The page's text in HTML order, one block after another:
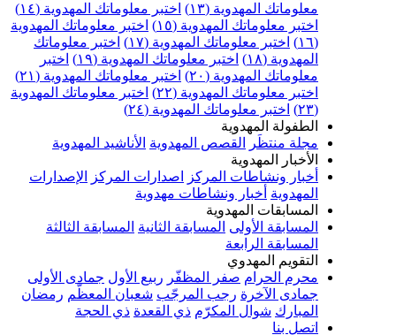
المهدوية (١٣)
اختبر معلوماتك المهدوية (١٤)
معلوماتك المهدوية (١٥)
اختبر معلوماتك المهدوية
اختبر معلوماتك المهدوية (١٧)
اختبر معلوماتك
اختبر معلوماتك المهدوية (١٩)
اختبر
المهدوية (٢٠)
اختبر معلوماتك المهدوية (٢١)
معلوماتك المهدوية (٢٢)
اختبر معلوماتك المهدوية
اختبر معلوماتك المهدوية (٢٤)
المهدوية
منتظَر
القصص المهدوية الأناشيد المهدوية
المهدوية
ونشاطات المركز اصدارات المركز الإصدارات
أخبار ونشاطات مهدوية
المهدوية
الأولى المسابقة الثانية المسابقة الثالثة
الرابعة
المهدوي
الحرام
صفر المظفّر ربيع الأول جمادى الأولى
رجب المرجّب شعبان المعظّم رمضان
شوال المكرّم ذي القعدة ذي الحجة